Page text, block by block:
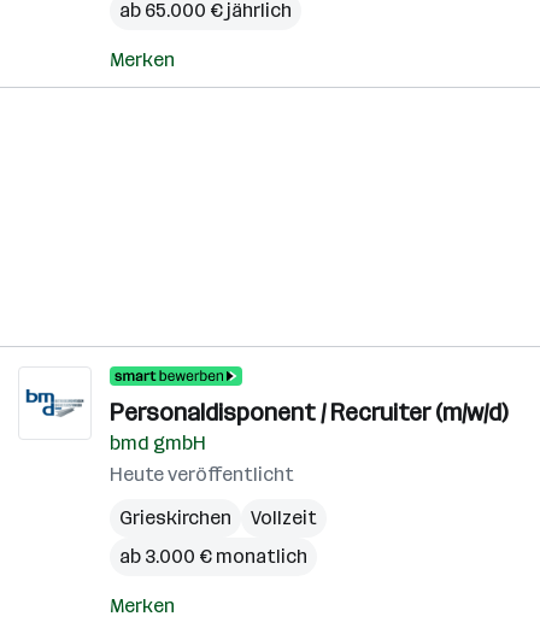
ab 65.000 € jährlich
Merken
Personaldisponent / Recruiter (m/w/d)
bmd gmbH
Heute veröffentlicht
Grieskirchen
Vollzeit
ab 3.000 € monatlich
Merken